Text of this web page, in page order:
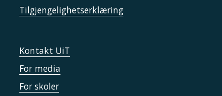
Tilgjengelighetserklæring
Kontakt UiT
For media
For skoler